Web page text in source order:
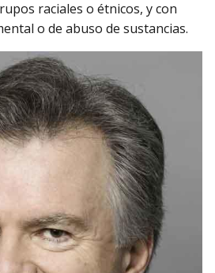
raciales o étnicos, y con
o de abuso de sustancias.